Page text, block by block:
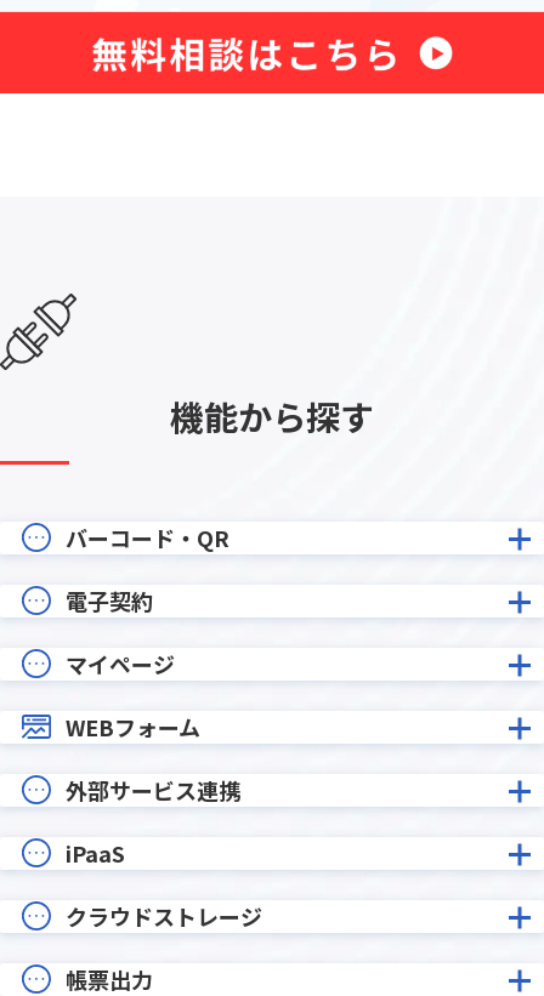
機能から探す
バーコード・QR
電子契約
マイページ
WEBフォーム
外部サービス連携
iPaaS
クラウドストレージ
帳票出力